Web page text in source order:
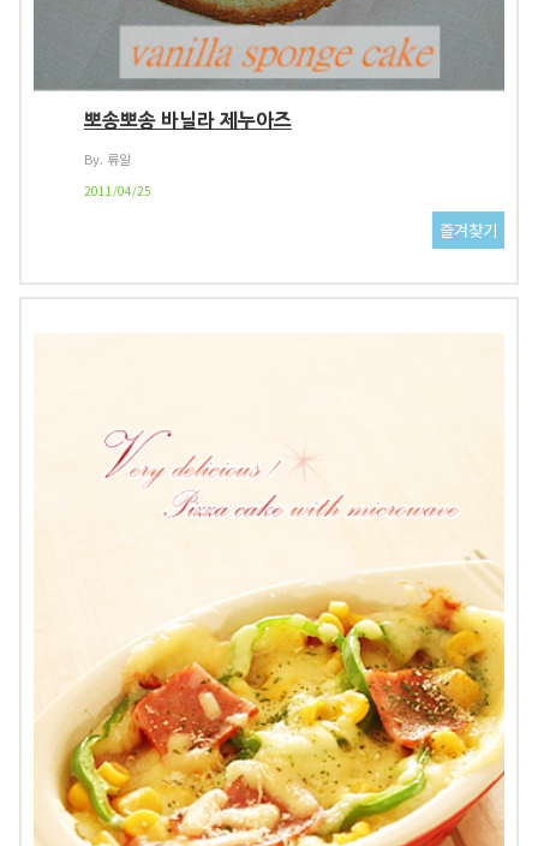
뽀송뽀송 바닐라 제누아즈
By. 류알
2011/04/25